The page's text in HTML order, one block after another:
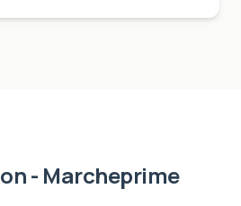
- Marcheprime